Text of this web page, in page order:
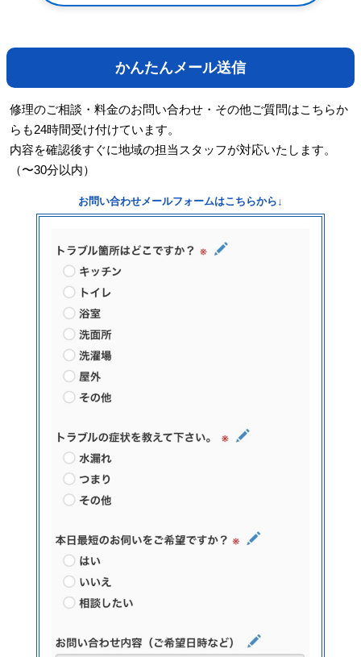
かんたんメール送信
修理のご相談・料金のお問い合わせ・その他ご質問はこちらか
らも24時間受け付けています。
内容を確認後すぐに地域の担当スタッフが対応いたします。
（〜30分以内）
お問い合わせメールフォームはこちらから↓